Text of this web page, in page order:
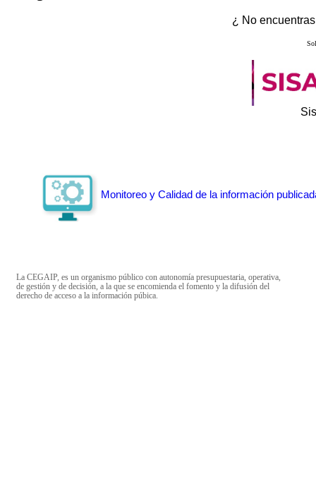
¿ No
Monitoreo y Calidad de la información
La CEGAIP, es un organismo público con autonomía presupuestaria, operativa,
de gestión y de decisión, a la que se encomienda el fomento y la difusión del
derecho de acceso a la información púbica.